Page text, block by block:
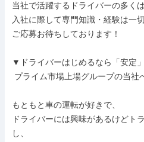
当社で活躍するドライバーの多く
入社に際して専門知識・経験は一切
ご応募お待ちしております！
▼ドライバーはじめるなら「安定
もともと車の運転が好きで、
ドライバーには興味があるけどト
し、